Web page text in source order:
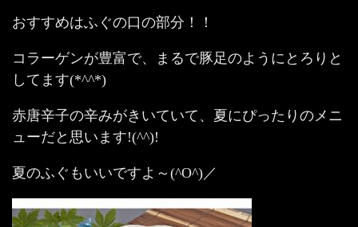
おすすめはふぐの口の部分！！
コラーゲンが豊富で、まるで豚足のようにとろりと
してます(*^^*)
赤唐辛子の辛みがきいていて、夏にぴったりのメニ
ューだと思います!(^^)!
夏のふぐもいいですよ～(^O^)／